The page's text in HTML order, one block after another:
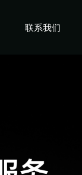
联系我们